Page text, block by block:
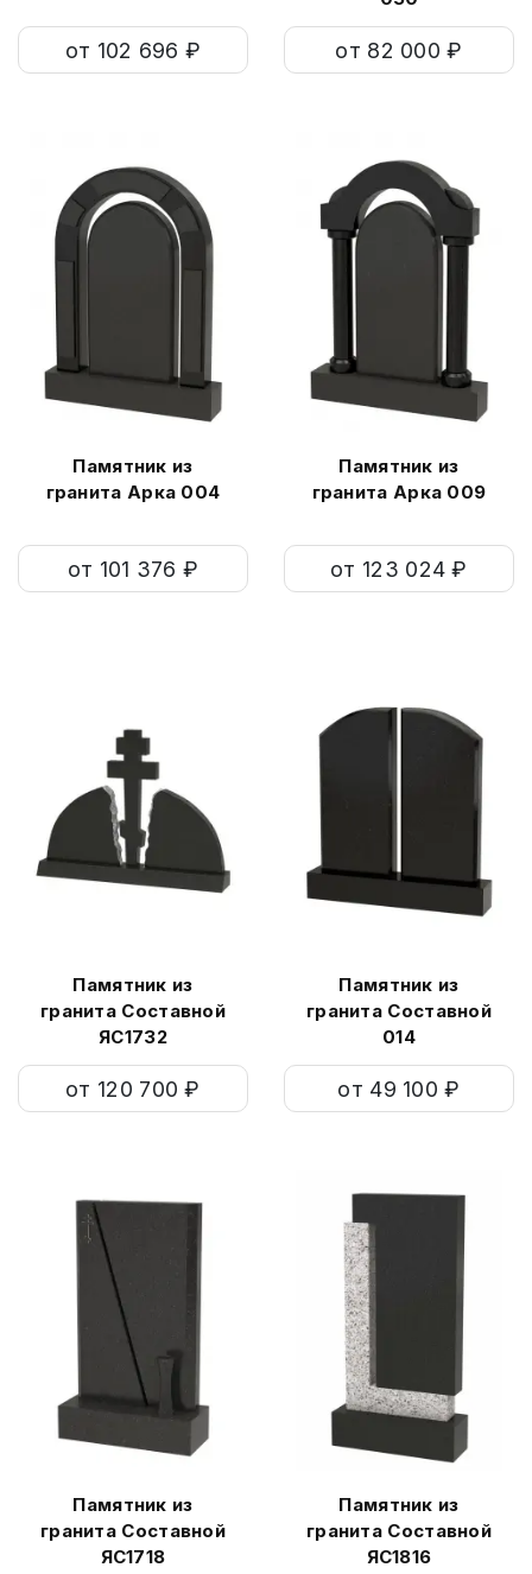
от 102 696 ₽ от 82 000 ₽
Памятник из
гранита Арка 004
от 101 376 ₽
Памятник из
гранита Арка 009
от 123 024 ₽
Памятник из
гранита Составной
ЯС1732
от 120 700 ₽
Памятник из
гранита Составной
014
от 49 100 ₽
Памятник из
гранита Составной
ЯС1718
Памятник из
гранита Составной
ЯС1816